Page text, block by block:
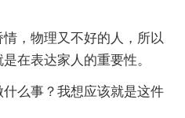
，物理又不好的人，所以
在表达家人的重要性。
么事？我想应该就是这件